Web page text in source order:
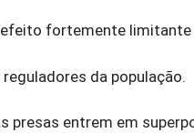
fortemente
da população.
presas entrem em